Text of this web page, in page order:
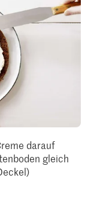
darauf
gleich